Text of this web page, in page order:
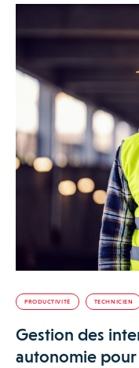
PRODUCTIVITÉ TECHNICIEN
Gestion des
autonomie